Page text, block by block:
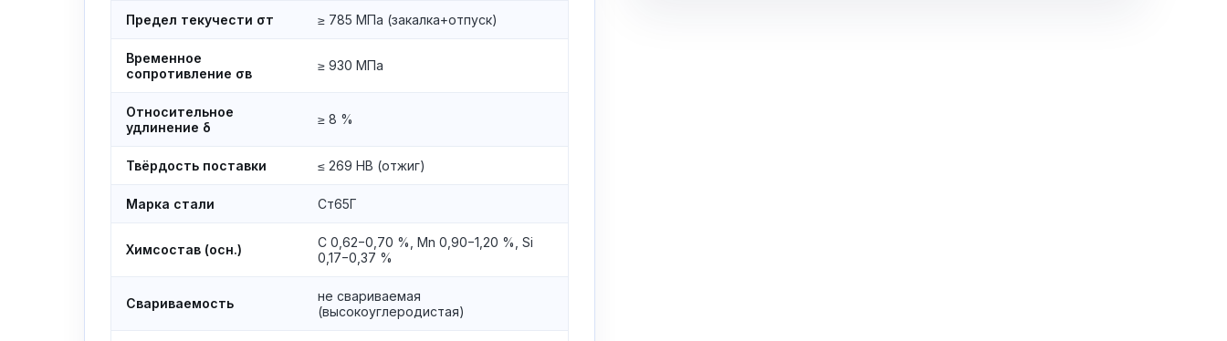
Предел текучести σт ≥ 785 МПа (закалка+отпуск)
Временное
сопротивление σв
≥ 930 МПа
Относительное
удлинение δ
≥ 8 %
Твёрдость поставки ≤ 269 HB (отжиг)
Марка стали Ст65Г
Химсостав (осн.)
C 0,62−0,70 %, Mn 0,90−1,20 %, Si
0,17−0,37 %
Свариваемость
не свариваемая
(высокоуглеродистая)